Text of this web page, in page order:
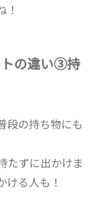
！
トの違い③持
段の持ち物にも
たずに出かけま
ける人も！